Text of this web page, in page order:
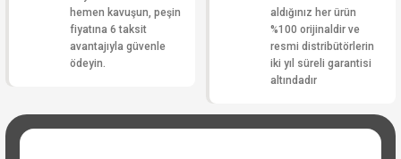
hemen kavuşun, peşin
fiyatına 6 taksit
avantajıyla güvenle
ödeyin.
aldığınız her ürün
%100 orijinaldir ve
resmi distribütörlerin
iki yıl süreli garantisi
altındadır